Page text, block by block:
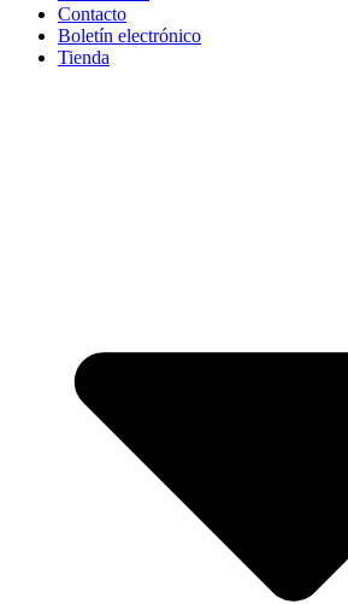
Contacto
Boletín electrónico
Tienda